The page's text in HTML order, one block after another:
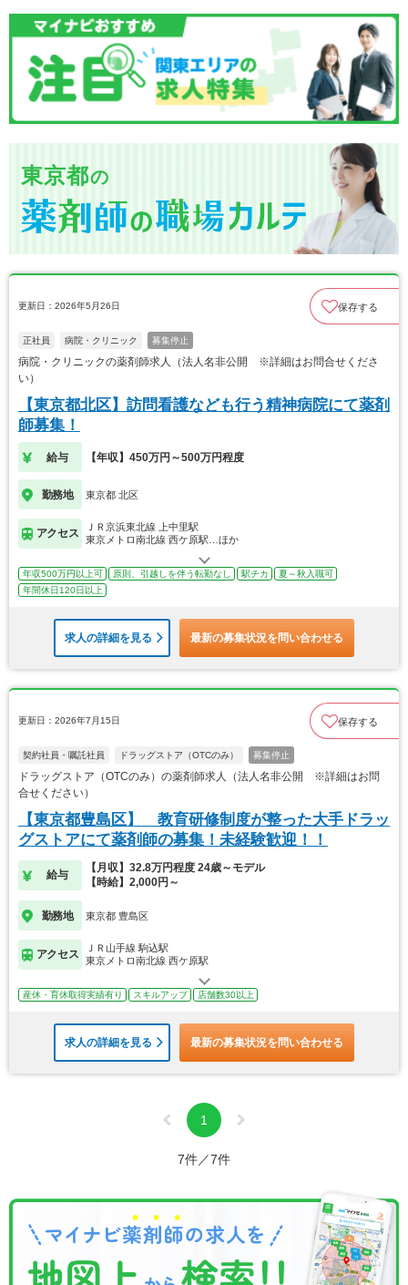
東京都の
更新日：2026年5月26日 保存する
正社員 病院・クリニック 募集停止
病院・クリニックの薬剤師求人（法人名非公開 ※詳細はお問合せくださ
い）
【東京都北区】訪問看護なども行う精神病院にて薬剤
師募集！
給与 【年収】450万円～500万円程度
勤務地 東京都 北区
アクセス
ＪＲ京浜東北線 上中里駅
東京メトロ南北線 西ケ原駅…ほか
年収500万円以上可 原則、引越しを伴う転勤なし 駅チカ
夏～秋入職可
年間休日120日以上
求人の詳細を見る 最新の募集状況を問い合わせる
更新日：2026年7月15日 保存する
契約社員・嘱託社員 ドラッグストア（OTCのみ） 募集停止
ドラッグストア（OTCのみ）の薬剤師求人（法人名非公開 ※詳細はお問
合せください）
【東京都豊島区】 教育研修制度が整った大手ドラッ
グストアにて薬剤師の募集！未経験歓迎！！
給与
【月収】32.8万円程度 24歳～モデル
【時給】2,000円～
勤務地 東京都 豊島区
アクセス
ＪＲ山手線 駒込駅
東京メトロ南北線 西ケ原駅
産休・育休取得実績有り スキルアップ 店舗数30以上
求人の詳細を見る 最新の募集状況を問い合わせる
1
7件／7件